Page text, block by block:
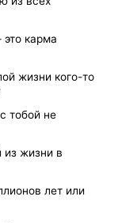
карма
жизни кого-то
тобой не
из жизни в
лет или